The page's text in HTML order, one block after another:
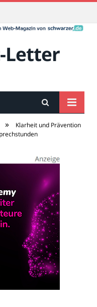
Letter
»
Klarheit und Prävention